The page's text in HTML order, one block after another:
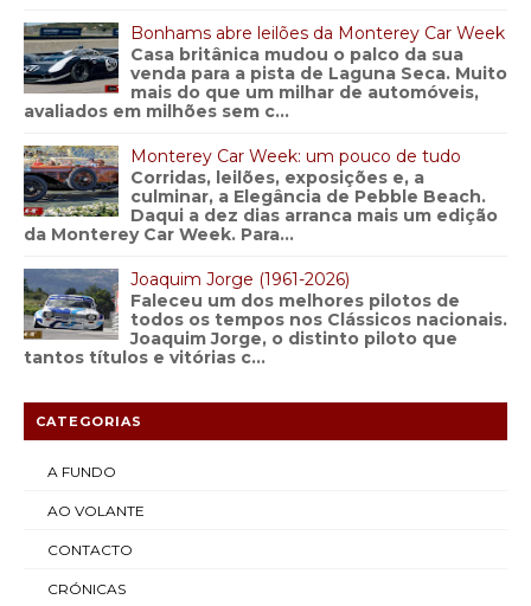
Bonhams abre leilões da Monterey Car Week
Casa britânica mudou o palco da sua
venda para a pista de Laguna Seca. Muito
mais do que um milhar de automóveis,
avaliados em milhões sem c...
Monterey Car Week: um pouco de tudo
Corridas, leilões, exposições e, a
culminar, a Elegância de Pebble Beach.
Daqui a dez dias arranca mais um edição
da Monterey Car Week. Para...
Joaquim Jorge (1961-2026)
Faleceu um dos melhores pilotos de
todos os tempos nos Clássicos nacionais.
Joaquim Jorge, o distinto piloto que
tantos títulos e vitórias c...
CATEGORIAS
A FUNDO
AO VOLANTE
CONTACTO
CRÓNICAS